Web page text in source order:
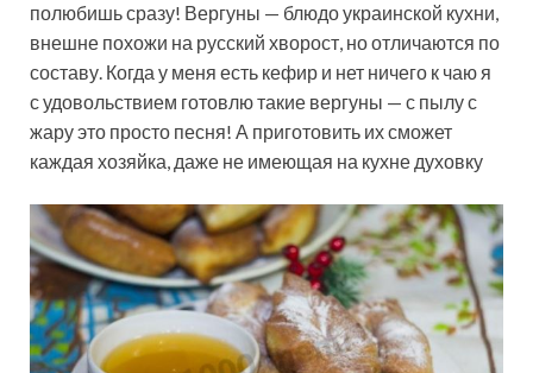
полюбишь сразу! Вергуны — блюдо украинской кухни,
внешне похожи на русский хворост, но отличаются по
составу. Когда у меня есть кефир и нет ничего к чаю я
с удовольствием готовлю такие вергуны — с пылу с
жару это просто песня! А приготовить их сможет
каждая хозяйка, даже не имеющая на кухне духовку